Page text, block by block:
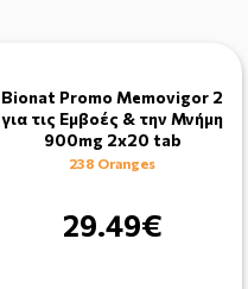
Bionat Promo Memovigor 2
για τις Εμβοές & την Μνήμη
900mg 2x20 tab
238 Oranges
29.49€